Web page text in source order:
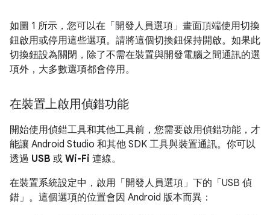
如圖 1 所示，您可以在「開發人員選項」 畫面頂端使用切換
鈕啟用或停用這些選項。請將這個切換鈕保持開啟。如果此
切換鈕設為關閉，除了不需在裝置與開發電腦之間通訊的選
項外，大多數選項都會停用。
在裝置上啟用偵錯功能
開始使用偵錯工具和其他工具前，您需要啟用偵錯功能，才
能讓 Android Studio 和其他 SDK 工具與裝置通訊。你可以
透過 USB 或 Wi-Fi 連線。
在裝置系統設定中，啟用「開發人員選項」 下的「USB 偵
錯」 。這個選項的位置會因 Android 版本而異：